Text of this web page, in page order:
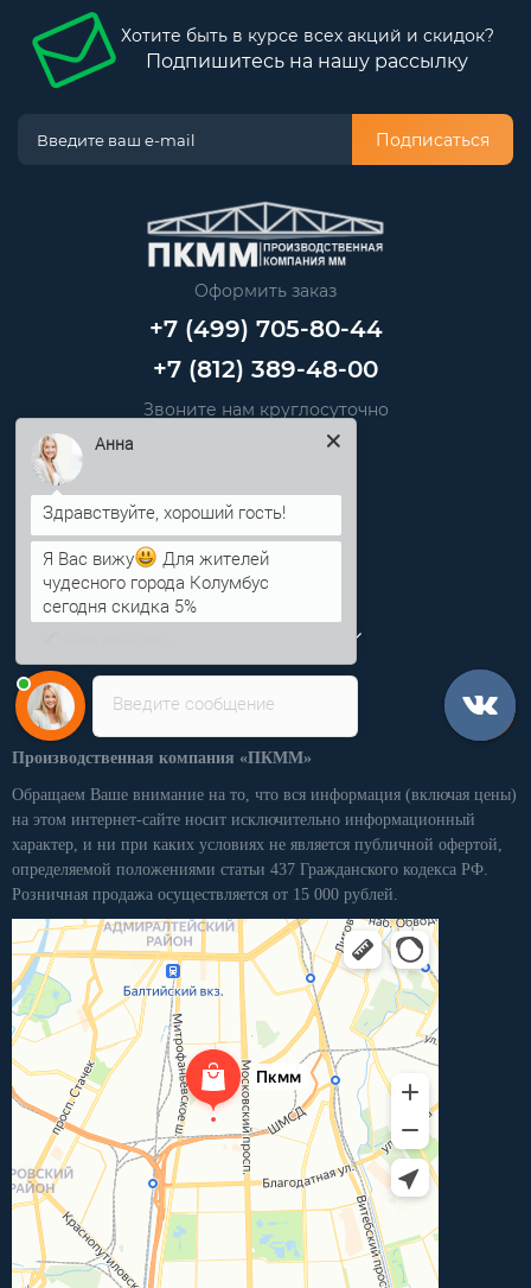
Хотите быть в курсе всех акций и скидок?
Подпишитесь на нашу рассылку
Подписаться
Оформить заказ
+7 (499) 705-80-44
+7 (812) 389-48-00
Звоните нам круглосуточно
info@pkmm.ru
Информация
Категории
Производственная компания «ПКММ»
Обращаем Ваше внимание на то, что вся информация (включая цены)
на этом интернет-сайте носит исключительно информационный
характер, и ни при каких условиях не является публичной офертой,
определяемой положениями статьи 437 Гражданского кодекса РФ.
Розничная продажа осуществляется от 15 000 рублей.
Введите сообщение
Здравствуйте, хороший гость!
Я Вас вижу
Для жителей
чудесного города Колумбус
сегодня скидка 5%